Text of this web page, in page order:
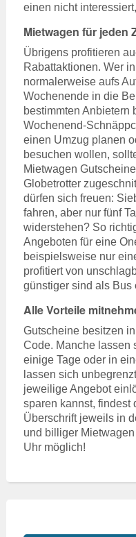
einen nicht
Mietwagen für jeden
Übrigens profitieren
Rabattaktionen. Wer
normalerweise aufs
Wochenende in die
bestimmten Anbietern
Wochenend-
einen Umzug planen
besuchen wollen,
Mietwagen
Globetrotter
dürfen sich freuen:
fahren, aber nur fünf
widerstehen? So
Angeboten für eine
beispielsweise nur
profitiert von
günstiger sind als Bus
Alle Vorteile
Gutscheine besitzen
Code. Manche lassen
einige Tage oder in
lassen sich
jeweilige Angebot
sparen kannst, findest
Überschrift jeweils in
und billiger
Uhr möglich!